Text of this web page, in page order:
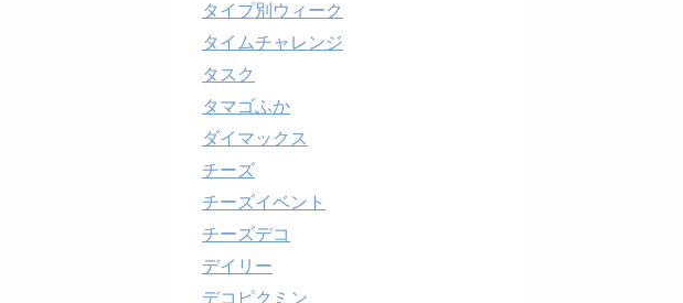
タイプ別ウィーク
タイムチャレンジ
タスク
タマゴふか
ダイマックス
チーズ
チーズイベント
チーズデコ
デイリー
デコピクミン